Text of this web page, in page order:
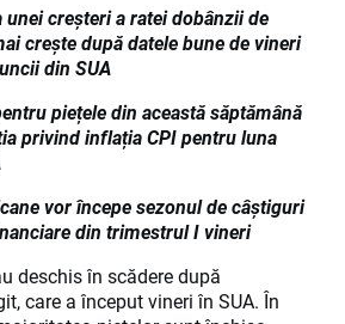
unei creșteri a ratei dobânzii de
crește după datele bune de vineri
din SUA
piețele din această săptămână
privind inflația CPI pentru luna
vor începe sezonul de câștiguri
din trimestrul I vineri
deschis în scădere după
care a început vineri în SUA. În